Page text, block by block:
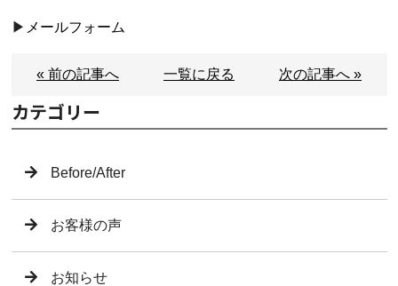
▶ メールフォーム
« 前の記事へ 一覧に戻る 次の記事へ »
カテゴリー
Before/After
お客様の声
お知らせ